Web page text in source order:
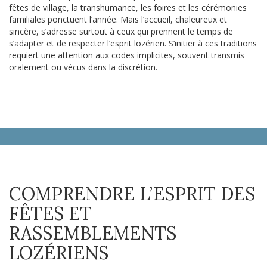
fêtes de village, la transhumance, les foires et les cérémonies
familiales ponctuent l’année. Mais l’accueil, chaleureux et
sincère, s’adresse surtout à ceux qui prennent le temps de
s’adapter et de respecter l’esprit lozérien. S’initier à ces traditions
requiert une attention aux codes implicites, souvent transmis
oralement ou vécus dans la discrétion.
COMPRENDRE L’ESPRIT DES
FÊTES ET
RASSEMBLEMENTS
LOZÉRIENS